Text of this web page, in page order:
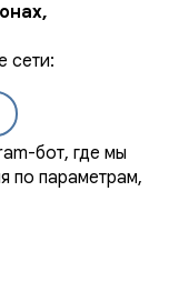
сети:
бот, где мы
по параметрам,